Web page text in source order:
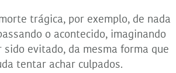
trágica, por exemplo, de nada
o acontecido, imaginando
evitado, da mesma forma que
tentar achar culpados.